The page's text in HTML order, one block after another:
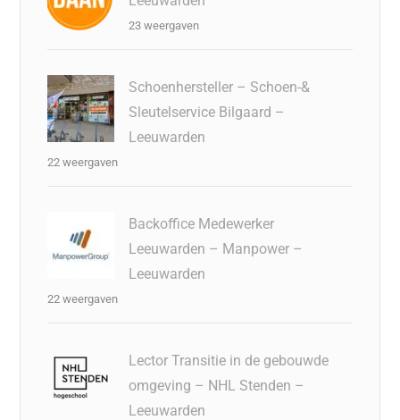
23 weergaven
Schoenhersteller – Schoen-&
Sleutelservice Bilgaard –
Leeuwarden
22 weergaven
Backoffice Medewerker
Leeuwarden – Manpower –
Leeuwarden
22 weergaven
Lector Transitie in de gebouwde
omgeving – NHL Stenden –
Leeuwarden